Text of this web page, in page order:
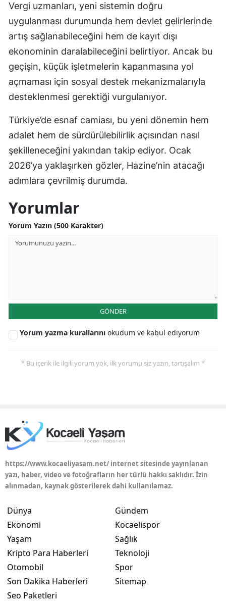
Vergi uzmanları, yeni sistemin doğru
uygulanması durumunda hem devlet gelirlerinde
artış sağlanabileceğini hem de kayıt dışı
ekonominin daralabileceğini belirtiyor. Ancak bu
geçişin, küçük işletmelerin kapanmasına yol
açmaması için sosyal destek mekanizmalarıyla
desteklenmesi gerektiği vurgulanıyor.
Türkiye’de esnaf camiası, bu yeni dönemin hem
adalet hem de sürdürülebilirlik açısından nasıl
şekilleneceğini yakından takip ediyor. Ocak
2026’ya yaklaşırken gözler, Hazine’nin atacağı
adımlara çevrilmiş durumda.
Yorumlar
Yorum Yazın (500 Karakter)
GÖNDER
Yorum yazma kurallarını okudum ve kabul ediyorum
* Bu içerik ile ilgili yorum yok, ilk yorumu siz yazın, tartışalım *
https://www.kocaeliyasam.net/ internet sitesinde yayınlanan
yazı, haber, video ve fotoğrafların her türlü hakkı saklıdır. İzin
alınmadan, kaynak gösterilerek dahi kullanılamaz.
Dünya
Ekonomi
Yaşam
Kripto Para Haberleri
Otomobil
Son Dakika Haberleri
Seo Paketleri
Gündem
Kocaelispor
Sağlık
Teknoloji
Spor
Sitemap